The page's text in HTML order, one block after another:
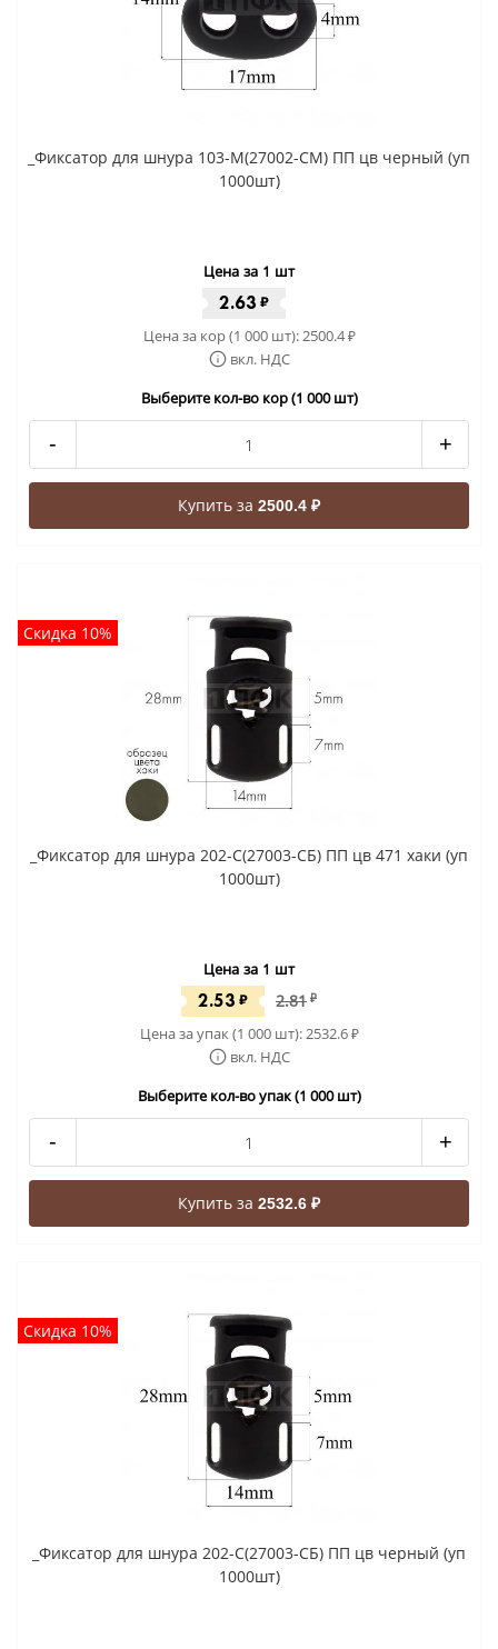
_Фиксатор для шнура 103-М(27002-СМ) ПП цв черный (уп
1000шт)
Цена за 1 шт
2.63 ₽
Цена за кор (1 000 шт):2500.4₽
вкл. НДС
Выберите кол-во кор (1 000 шт)
- +
Купить за 2500.4 ₽
Скидка 10%
_Фиксатор для шнура 202-С(27003-СБ) ПП цв 471 хаки (уп
1000шт)
Цена за 1 шт
2.53 ₽ 2.81 ₽
Цена за упак (1 000 шт):2532.6₽
вкл. НДС
Выберите кол-во упак (1 000 шт)
- +
Купить за 2532.6 ₽
Скидка 10%
_Фиксатор для шнура 202-С(27003-СБ) ПП цв черный (уп
1000шт)